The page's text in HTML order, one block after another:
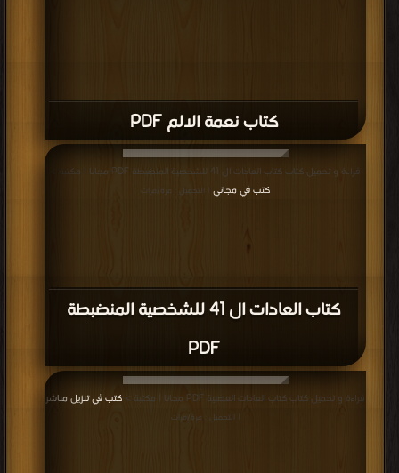
كتاب نعمة الالم PDF
كتاب العادات ال 41 للشخصية المنضبطة
PDF
قراءة و تحميل كتاب كتاب العادات ال 41 للشخصية المنضبطة PDF مجانا | مكتبة >
كتب في مجاني | التحميل : مرة/مرات
قراءة و تحميل كتاب كتاب العادات العصبية PDF مجانا | مكتبة > كتب في تنزيل مباشر
| التحميل : مرة/مرات